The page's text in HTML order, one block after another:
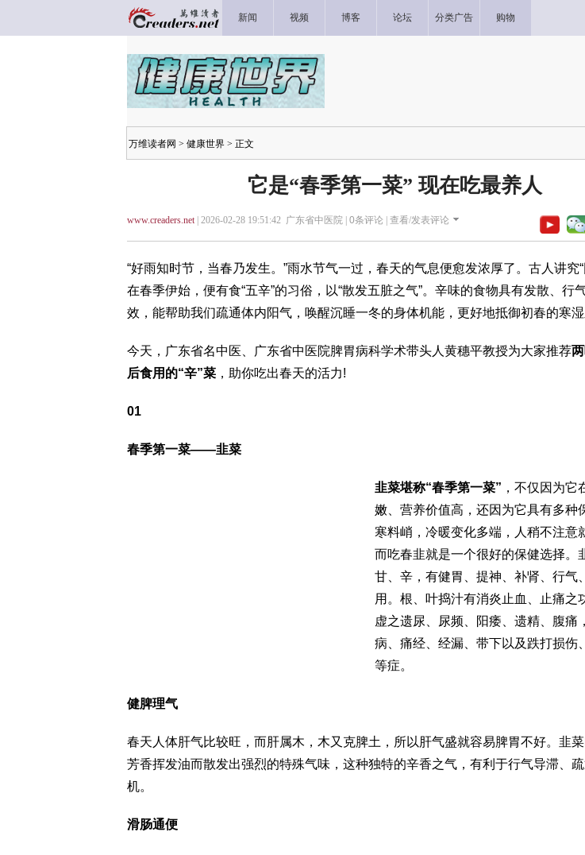
新闻 视频 博客 论坛 分类广告 购物
万维读者网 > 健康世界 > 正文
它是“春季第一菜” 现在吃最养人
www.creaders.net| 2026-02-28 19:51:42 广东省中医院 | 0条评论 | 查看/发表评论
“好雨知时节，当春乃发生。”雨水节气一过，春天的气息便愈发浓厚了。古人讲究“
在春季伊始，便有食“五辛”的习俗，以“散发五脏之气”。辛味的食物具有发散、行
效，能帮助我们疏通体内阳气，唤醒沉睡一冬的身体机能，更好地抵御初春的寒湿
今天，广东省名中医、广东省中医院脾胃病科学术带头人黄穗平教授为大家推荐
后食用的“辛”菜 ，助你吃出春天的活力!
01
春季第一菜——韭菜
韭菜堪称“春季第一菜” ，不仅因为它
嫩、营养价值高，还因为它具有多种
寒料峭，冷暖变化多端，人稍不注意
而吃春韭就是一个很好的保健选择。
甘、辛，有健胃、提神、补肾、行气
用。根、叶捣汁有消炎止血、止痛之
虚之遗尿、尿频、阳痿、遗精、腹痛
病、痛经、经漏、带下以及跌打损伤
等症。
健脾理气
春天人体肝气比较旺，而肝属木，木又克脾土，所以肝气盛就容易脾胃不好。韭
芳香挥发油而散发出强烈的特殊气味，这种独特的辛香之气，有利于行气导滞、
机。
滑肠通便